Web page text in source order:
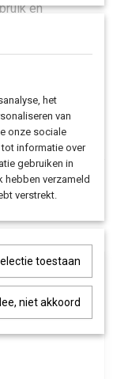
en
keuze wanneer
weer
Bakfiets.nl dat
zadel rijd je weer
het
van
onze sociale
informatie over
gebruiken in
hebben verzameld
verstrekt.
toestaan
niet akkoord